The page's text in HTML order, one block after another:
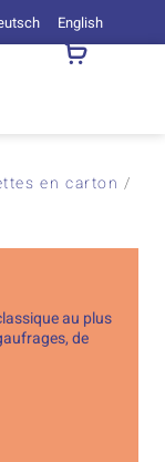
English
en carton /
au plus
de